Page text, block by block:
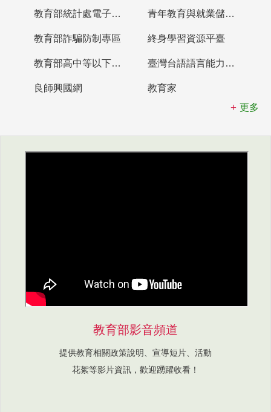
教育部統計處電子書櫃 青年教育與就業儲蓄帳戶
教育部詐騙防制專區 終身學習資源平臺
教育部高中等以下學校及幼兒園教師資格檢定考試 臺灣台語語言能力認證網站
良師興國網
教育家
更多
教育部影音頻道
提供教育相關政策說明、宣導短片、活動
花絮等影片資訊，歡迎踴躍收看！